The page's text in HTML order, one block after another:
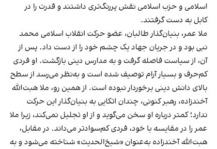
اسلامی و حزب اسلامی نقش پررنگ‌تری داشتند و قدرت را در
کابل به دست گرفتند.
ملا عمر، بنیان‌گذار طالبان، عضو حرکت انقلاب اسلامی محمد
نبی بود و در جریان جهاد یک چشم خود را از دست داد. پس از
آن، از سیاست فاصله گرفت و به مدارس دینی بازگشت. او فردی
کم‌حرف و بسیار آرام توصیف شده است و به‌نظر می‌رسد از سطح
بالای دانش دینی برخوردار نبوده است. از همین رو، ملا هبت‌الله
آخندزاده، رهبر کنونی، چندان اتکایی به بنیان‌گذار این حرکت
ندارد؛ کمتر درباره او سخن می‌گوید و از او تجلیل نمی‌کند، زیرا ملا
عمر را در مقایسه با خود، فردی کم‌سوادتر می‌داند. در مقابل،
هبت‌الله آخندزاده به‌عنوان «شیخ‌الحدیث» شناخته می‌شود و به